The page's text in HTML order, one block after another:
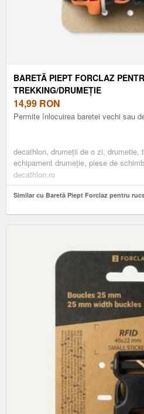
BARETĂ PIEPT FORCLAZ
TREKKING/DRUMEȚIE
14,99 RON
Permite înlocuirea baretei vechi sau
decathlon, drumeţii de o zi, drumetie,
echipament drumeție, piese de
decathlon.ro
Similar cu Baretă Piept Forclaz pentru